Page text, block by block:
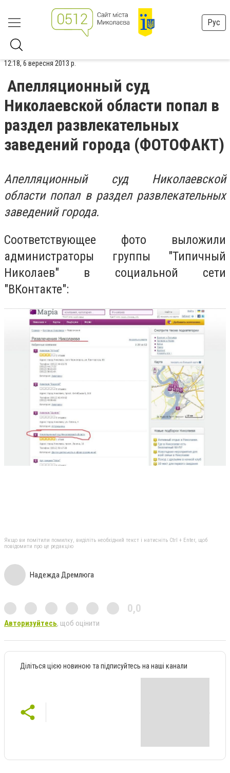
Рус
12:18, 6 вересня 2013 р.
Апелляционный суд
Николаевской области попал в
раздел развлекательных
заведений города (ФОТОФАКТ)
Апелляционный суд Николаевской
области попал в раздел развлекательных
заведений города.
Соответствующее фото выложили
администраторы группы "Типичный
Николаев" в социальной сети
"ВКонтакте":
Якщо ви помітили помилку, виділіть необхідний текст і натисніть Ctrl + Enter, щоб
повідомити про це редакцію
Надежда Дремлюга
0,0
Авторизуйтесь, щоб оцінити
Діліться цією новиною та підписуйтесь на наші канали